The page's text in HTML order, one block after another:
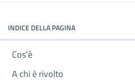
INDICE DELLA PAGINA
Cos'è
A chi è rivolto